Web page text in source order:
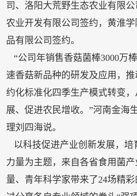
司、洛阳大荒野生态农业有限
农业开发有限公司签约，黄淮
品有限公司签约。
“公司年销售香菇菌棒3000万
速香菇新品种的研发及应用，
约化标准化四季生产模式转变
展、促进农民增收。”河南金海
理刘四海说。
以科技促进产业创新发展，培
力量为主题，来自各省食用菌
量、青年科学家带来了24场精